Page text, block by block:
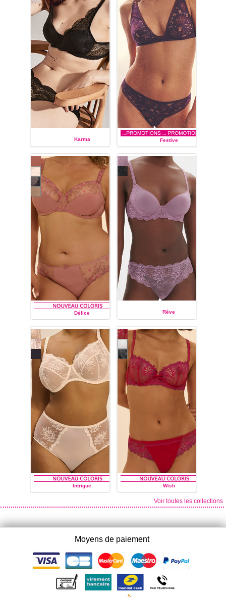
Karma
SIMONE PÉRÈLE
Festive
SIMONE PÉRÈLE
Délice
SIMONE PÉRÈLE
Rêve
SIMONE PÉRÈLE
Intrigue Wish
SIMONE PÉRÈLE
Voir toutes les collections
Moyens de paiement